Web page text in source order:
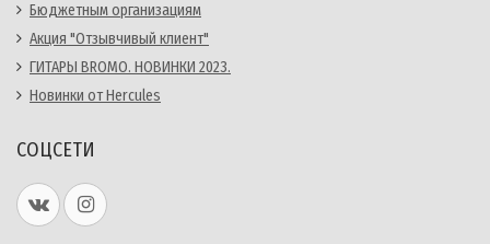
Бюджетным организациям
Акция "Отзывчивый клиент"
ГИТАРЫ BROMO. НОВИНКИ 2023.
Новинки от Hercules
СОЦСЕТИ